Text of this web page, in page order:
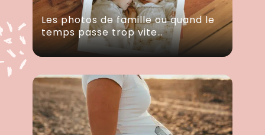
Les photos de famille ou quand le
temps passe trop vite…